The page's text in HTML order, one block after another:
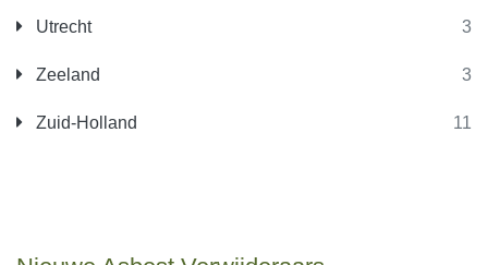
Utrecht 3
Zeeland 3
Zuid-Holland 11